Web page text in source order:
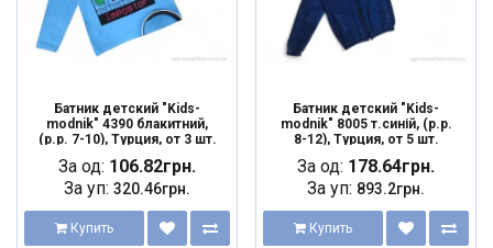
Батник детский "Kids-
modnik" 4390 блакитний,
(р.р. 7-10), Турция, от 3 шт.
За од: 106.82грн.
За уп: 320.46грн.
Купить
Батник детский "Kids-
modnik" 8005 т.синій, (р.р.
8-12), Турция, от 5 шт.
За од: 178.64грн.
За уп: 893.2грн.
Купить